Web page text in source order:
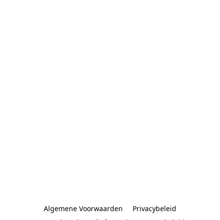
Algemene Voorwaarden
Privacybeleid